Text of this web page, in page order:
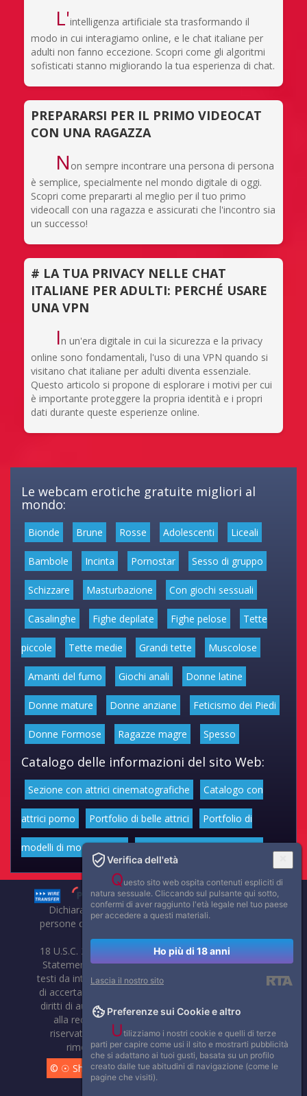
L'intelligenza artificiale sta trasformando il
modo in cui interagiamo online, e le chat italiane per
adulti non fanno eccezione. Scopri come gli algoritmi
sofisticati stanno migliorando la tua esperienza di chat.
PREPARARSI PER IL PRIMO VIDEOCAT
CON UNA RAGAZZA
N on sempre incontrare una persona di persona
è semplice, specialmente nel mondo digitale di oggi.
Scopri come prepararti al meglio per il tuo primo
videocall con una ragazza e assicurati che l'incontro sia
un successo!
# LA TUA PRIVACY NELLE CHAT
ITALIANE PER ADULTI: PERCHÉ USARE
UNA VPN
In un'era digitale in cui la sicurezza e la privacy
online sono fondamentali, l'uso di una VPN quando si
visitano chat italiane per adulti diventa essenziale.
Questo articolo si propone di esplorare i motivi per cui
è importante proteggere la propria identità e i propri
dati durante queste esperienze online.
Le webcam erotiche gratuite migliori al
mondo:
Bionde Brune Rosse Adolescenti Liceali
Bambole Incinta Pornostar Sesso di gruppo
Schizzare Masturbazione Con giochi sessuali
Casalinghe Fighe depilate Fighe pelose Tette
piccole Tette medie Grandi tette Muscolose
Amanti del fumo Giochi anali Donne latine
Donne mature Donne anziane Feticismo dei Piedi
Donne Formose Ragazze magre Spesso
Catalogo delle informazioni del sito Web:
Sezione con attrici cinematografiche Catalogo con
attrici porno Portfolio di belle attrici Portfolio di
modelli di moda volgari Affascinanti star dello sport
Dichiarazione di non responsabilità: tutti i membri e le
persone che compaiono su questo sito hanno almeno 18
anni.
18 U.S.C. 2257 Record-Keeping Requirements Compliance
Statement. Affaritaliani, prima di pubblicare foto, video o
testi da internet, compie tutte le opportune verifiche al fine
di accertarne il libero regime di circolazione e non violare i
diritti di autore o altri diritti esclusivi di terzi. Per segnalare
alla redazione eventuali errori nell'uso del materiale
riservato, scriveteci: provvederemo prontamente alla
rimozione del materiale lesivo di diritti di terzi.
© ☉ Show di Sesso VivoCam. 2014 - 2026. Tutti i diritti
Verifica dell'età
Questo sito web ospita contenuti espliciti di
natura sessuale. Cliccando sul pulsante qui sotto,
confermi di aver raggiunto l'età legale nel tuo paese
per accedere a questi materiali.
Ho più di 18 anni
Lascia il nostro sito
Preferenze sui Cookie e altro
Utilizziamo i nostri cookie e quelli di terze
parti per capire come usi il sito e mostrarti pubblicità
che si adattano ai tuoi gusti, basata su un profilo
creato dalle tue abitudini di navigazione (come le
pagine che visiti).